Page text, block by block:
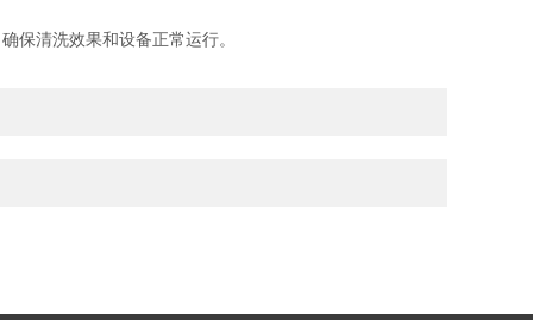
清洗效果和设备正常运行。